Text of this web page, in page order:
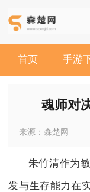
首页 手游
魂师对
来源：森楚网
朱竹清作为
发与生存能力在